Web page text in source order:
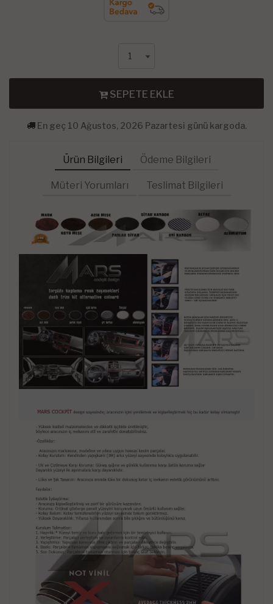
SEPETE EKLE
En geç 10 Ağustos, 2026 Pazartesi günü kargoda.
Ürün Bilgileri Ödeme Bilgileri
Müteri Yorumları Teslimat Bilgileri